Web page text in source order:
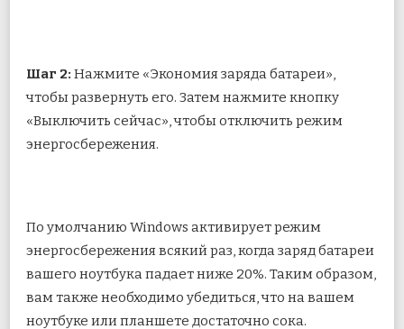
Шаг 2: Нажмите «Экономия заряда батареи»,
чтобы развернуть его. Затем нажмите кнопку
«Выключить сейчас», чтобы отключить режим
энергосбережения.
По умолчанию Windows активирует режим
энергосбережения всякий раз, когда заряд батареи
вашего ноутбука падает ниже 20%. Таким образом,
вам также необходимо убедиться, что на вашем
ноутбуке или планшете достаточно сока.